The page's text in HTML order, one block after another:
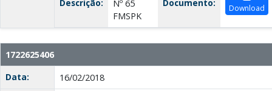
Descrição:
Nº 65
FMSPK
Documento: Download
1722625406
Data:
16/02/2018